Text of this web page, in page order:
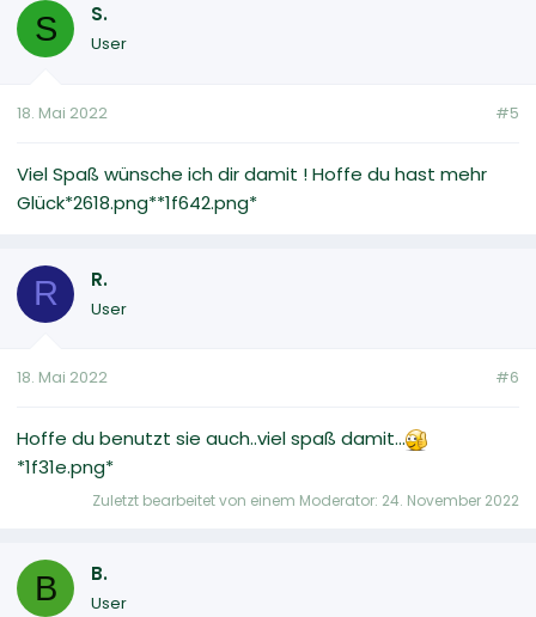
S S.
User
18. Mai 2022 #5
Viel Spaß wünsche ich dir damit ! Hoffe du hast mehr
Glück*2618.png**1f642.png*
R R.
User
18. Mai 2022 #6
Hoffe du benutzt sie auch..viel spaß damit...
*1f31e.png*
Zuletzt bearbeitet von einem Moderator: 24. November 2022
B B.
User